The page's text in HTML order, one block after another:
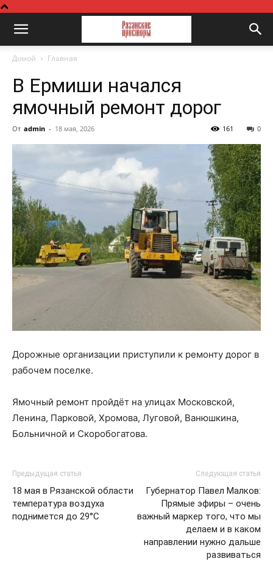
Домой Главная
В Ермиши начался
ямочный ремонт дорог
От admin - 18 мая, 2026 0
161
Дорожные организации приступили к ремонту дорог в
рабочем поселке.
Ямочный ремонт пройдёт на улицах Московской,
Ленина, Парковой, Хромова, Луговой, Ванюшкина,
Больничной и Скоробогатова.
Предыдущая статья
18 мая в Рязанской области
температура воздуха
поднимется до 29°С
Следующая статья
Губернатор Павел Малков:
Прямые эфиры – очень
важный маркер того, что мы
делаем и в каком
направлении нужно дальше
развиваться